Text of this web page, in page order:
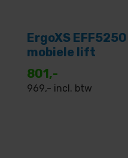
ErgoXS
mobiele lift
801,-
969,- incl. btw